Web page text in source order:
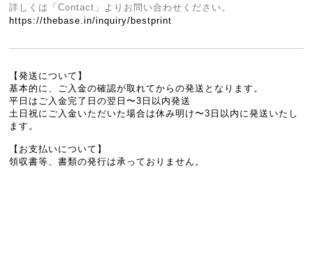
詳しくは「Contact」よりお問い合わせください。
https://thebase.in/inquiry/bestprint
【発送について】
基本的に、ご入金の確認が取れてからの発送となります。
平日はご入金完了日の翌日〜3日以内発送
土日祝にご入金いただいた場合は休み明け〜3日以内に発送いたし
ます。
【お支払いについて】
領収書等、書類の発行は承っておりません。